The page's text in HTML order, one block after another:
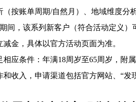
（按账单周期/自然月）、地域维度分
间，该系列新客户（符合活动定义
金，具体以官方活动页面为准。
应条件：年满18周岁至65周岁，附
收入，申请渠道包括官方网站、“